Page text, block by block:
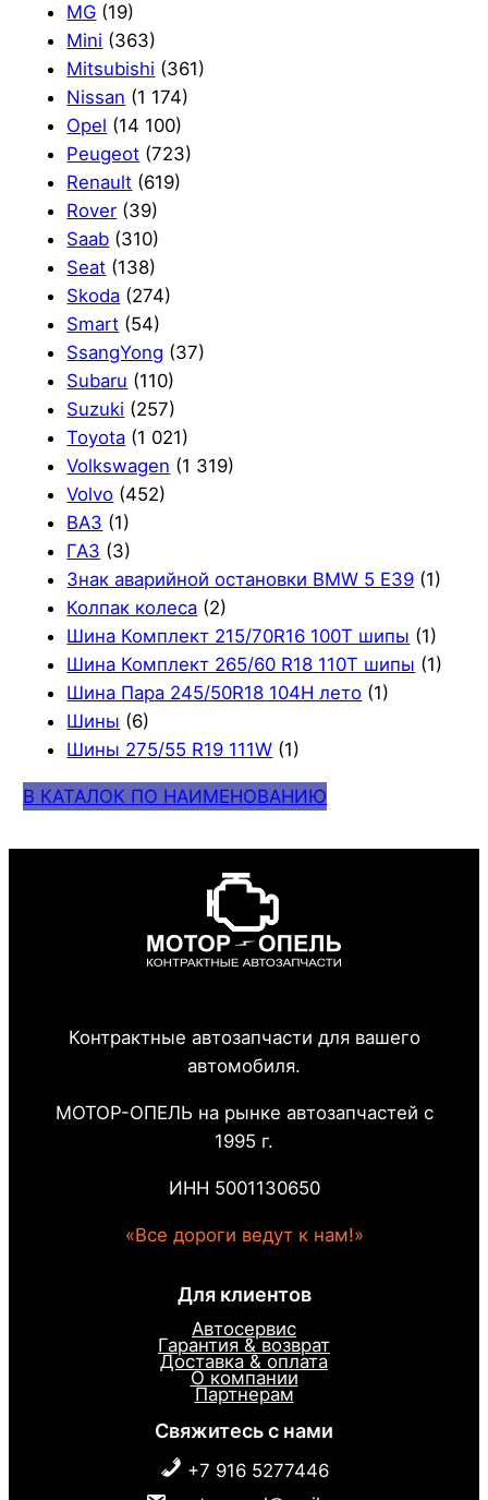
MG (19)
Mini (363)
Mitsubishi (361)
Nissan (1 174)
Opel (14 100)
Peugeot (723)
Renault (619)
Rover (39)
Saab (310)
Seat (138)
Skoda (274)
Smart (54)
SsangYong (37)
Subaru (110)
Suzuki (257)
Toyota (1 021)
Volkswagen (1 319)
Volvo (452)
ВАЗ (1)
ГАЗ (3)
Знак аварийной остановки BMW 5 E39 (1)
Колпак колеса (2)
Шина Комплект 215/70R16 100T шипы (1)
Шина Комплект 265/60 R18 110T шипы (1)
Шина Пара 245/50R18 104H лето (1)
Шины (6)
Шины 275/55 R19 111W (1)
В КАТАЛОК ПО НАИМЕНОВАНИЮ
Контрактные автозапчасти для вашего
автомобиля.
МОТОР-ОПЕЛЬ на рынке автозапчастей с
1995 г.
ИНН 5001130650
«Все дороги ведут к нам!»
Для клиентов
Автосервис
Гарантия & возврат
Доставка & оплата
О компании
Партнерам
Свяжитесь с нами
+7 916 5277446